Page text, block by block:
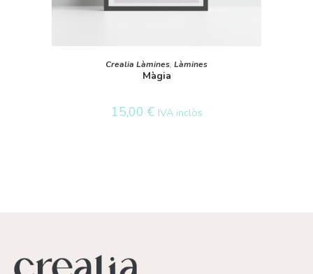
AFEGEIX A LA CISTELLA
Crealia Làmines, Làmines
Màgia
15,00 € IVA inclòs